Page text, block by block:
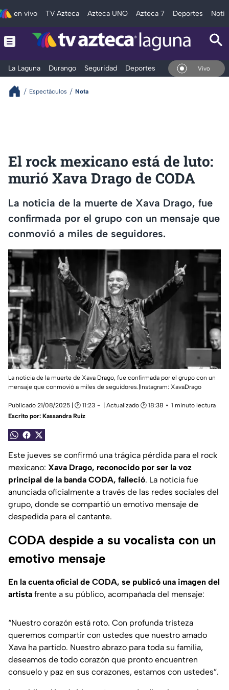
en vivo TV Azteca Azteca UNO Azteca 7 Deportes
La Laguna Durango Seguridad Deportes Entretenimiento
En Vivo
Espectáculos Nota
El rock mexicano está de luto:
murió Xava Drago de CODA
La noticia de la muerte de Xava Drago, fue
confirmada por el grupo con un mensaje que
conmovió a miles de seguidores.
La noticia de la muerte de Xava Drago, fue confirmada por el grupo con un
mensaje que conmovió a miles de seguidores.|Instagram: XavaDrago
Publicado 21/08/2025 | 🕑 11:23 | Actualizado 🕑 18:38
1 minuto lectura
Escrito por: Kassandra Ruiz
Este jueves se confirmó una trágica pérdida para el rock
mexicano: Xava Drago, reconocido por ser la voz
principal de la banda CODA, falleció. La noticia fue
anunciada oficialmente a través de las redes sociales del
grupo, donde se compartió un emotivo mensaje de
despedida para el cantante.
CODA despide a su vocalista con un
emotivo mensaje
En la cuenta oficial de CODA, se publicó una imagen del
artista frente a su público, acompañada del mensaje:
“Nuestro corazón está roto. Con profunda tristeza
queremos compartir con ustedes que nuestro amado
Xava ha partido. Nuestro abrazo para toda su familia,
deseamos de todo corazón que pronto encuentren
consuelo y paz en sus corazones, estamos con ustedes”.